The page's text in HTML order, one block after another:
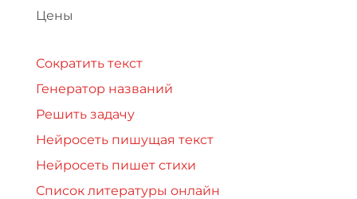
Цены
Сократить текст
Генератор названий
Решить задачу
Нейросеть пишущая текст
Нейросеть пишет стихи
Список литературы онлайн